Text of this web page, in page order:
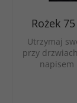
Rożek
Utrzymaj
przy
napisem